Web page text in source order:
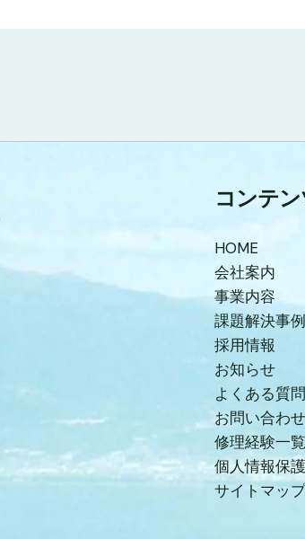
コンテ
HOME
会社案内
事業内容
課題解決事例
採用情報
お知らせ
よくある質問
お問い合わせ
修理経験一
個人情報保
サイトマップ